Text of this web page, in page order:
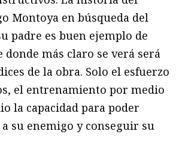
Montoya en búsqueda del
padre es buen ejemplo de
donde más claro se verá será
de la obra. Solo el esfuerzo
el entrenamiento por medio
la capacidad para poder
su enemigo y conseguir su